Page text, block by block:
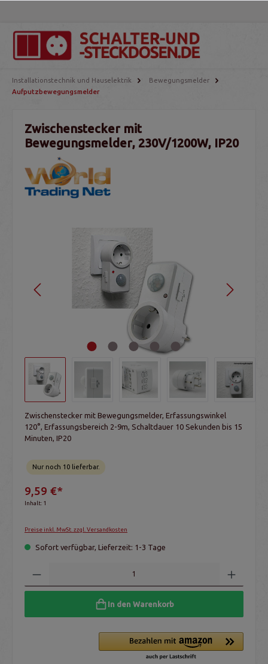
Installationstechnik und Hauselektrik
Bewegungsmelder
Aufputzbewegungsmelder
Zwischenstecker mit
Bewegungsmelder, 230V/1200W, IP20
Zwischenstecker mit Bewegungsmelder, Erfassungswinkel
120°, Erfassungsbereich 2-9m, Schaltdauer 10 Sekunden bis 15
Minuten, IP20
Nur noch 10 lieferbar.
9,59 €*
Inhalt: 1
Preise inkl. MwSt. zzgl. Versandkosten
Sofort verfügbar, Lieferzeit: 1-3 Tage
In den Warenkorb